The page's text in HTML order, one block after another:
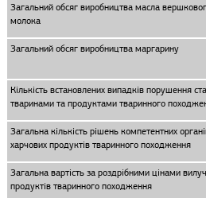
Загальний обсяг виробництва масла
молока
Загальний обсяг виробництва маргарину
Кількість встановлених випадків порушення
тваринами та продуктами тваринного
Загальна кількість рішень компетентних
харчових продуктів тваринного походження
Загальна вартість за роздрібними цінами
продуктів тваринного походження